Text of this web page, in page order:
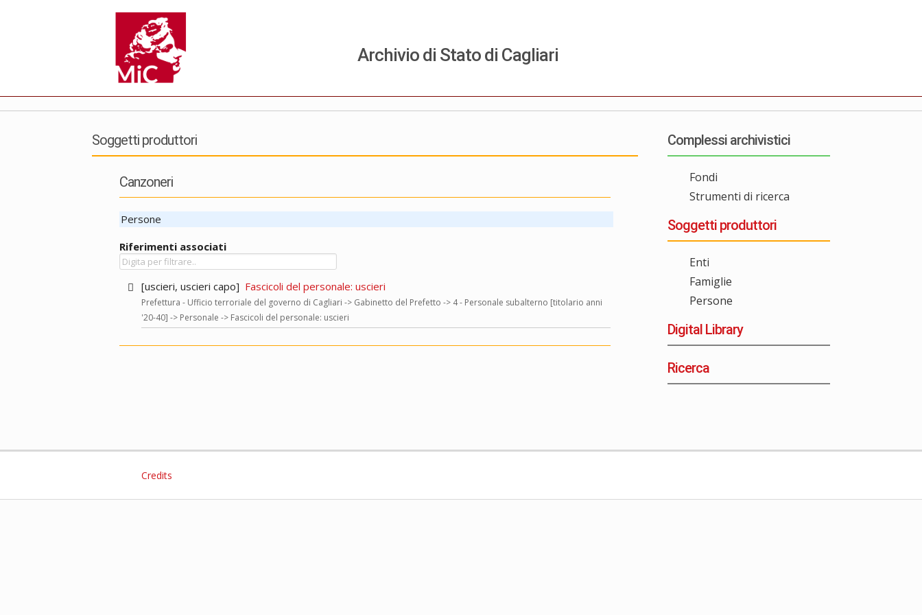
Archivio di Stato di Cagliari
Soggetti produttori
Canzoneri
Persone
Riferimenti associati
[uscieri, uscieri capo] Fascicoli del personale: uscieri
Prefettura - Ufficio terroriale del governo di Cagliari -> Gabinetto del Prefetto -> 4 - Personale subalterno [titolario anni
'20-40] -> Personale -> Fascicoli del personale: uscieri
Complessi archivistici
Fondi
Strumenti di ricerca
Soggetti produttori
Enti
Famiglie
Persone
Digital Library
Ricerca
Credits